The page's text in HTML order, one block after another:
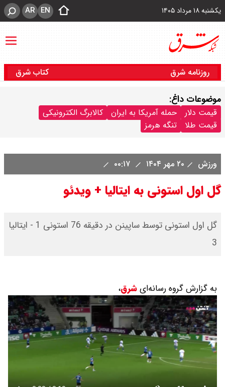
یکشنبه ۱۸ مرداد ۱۴۰۵ EN
AR
روزنامه شرق کتاب شرق
موضوعات داغ:
قیمت دلار حمله آمریکا به ایران
کالابرگ الکترونیکی
قیمت طلا
تنگه هرمز
ورزش ۲۰ مهر ۱۴۰۴
گل اول استونی به ایتالیا + ویدئو
گل اول استونی توسط ساپینن در دقیقه 76 استونی 1 - ایتالیا
3
به گزارش گروه رسانه‌ایشرق،